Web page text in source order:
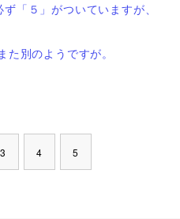
「５」がついていますが、
別のようですが。
3 4 5